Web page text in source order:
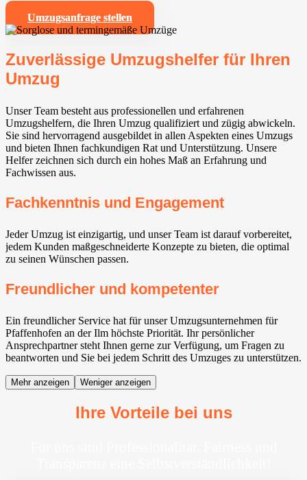
Umzugsanfrage stellen
Zuverlässige Umzugshelfer für Ihren
Umzug
Unser Team besteht aus professionellen und erfahrenen
Umzugshelfern, die Ihren Umzug qualifiziert und zügig abwickeln.
Sie sind hervorragend ausgebildet in allen Aspekten eines Umzugs
und bieten Ihnen fachkundigen Rat und Unterstützung. Unsere
Helfer zeichnen sich durch ein hohes Maß an Erfahrung und
Fachwissen aus.
Fachkenntnis und Engagement
Jeder Umzug ist einzigartig, und unser Team ist darauf vorbereitet,
jedem Kunden maßgeschneiderte Konzepte zu bieten, die optimal
zu seinen Wünschen passen.
Freundlicher und kompetenter
Ein freundlicher Service hat für unser Umzugsunternehmen für
Pfaffenhofen an der Ilm höchste Priorität. Ihr persönlicher
Ansprechpartner steht Ihnen gerne zur Verfügung, um Fragen zu
beantworten und Sie bei jedem Schritt des Umzuges zu unterstützen.
Mehr anzeigen Weniger anzeigen
Ihre Vorteile bei uns